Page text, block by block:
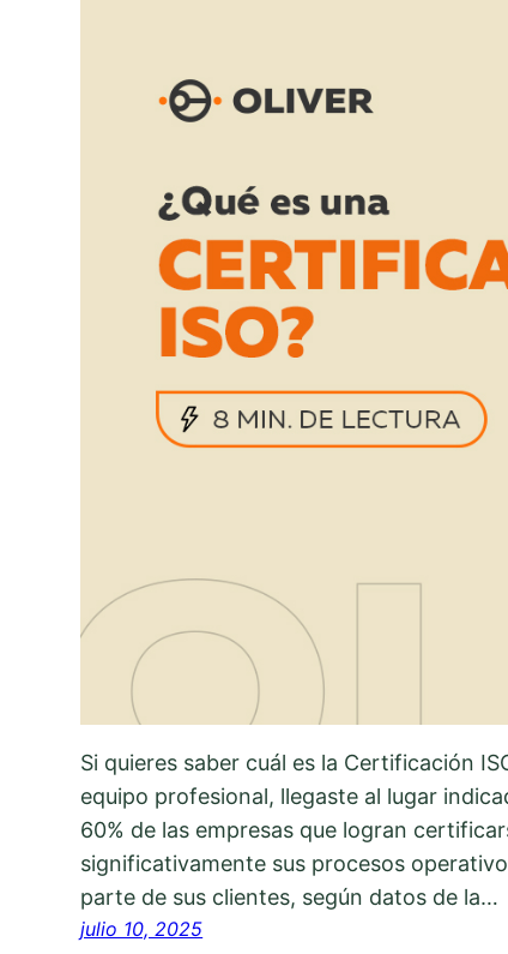
Si quieres saber cuál es la Certificación
equipo profesional, llegaste al lugar
60% de las empresas que logran
significativamente sus procesos
parte de sus clientes, según datos de la…
julio 10, 2025